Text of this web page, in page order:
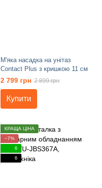
М'яка насадка на унітаз
Contact Plus з кришкою 11 см
2 799 грн 2 899 грн
Купити
КРАЩА ЦІНА
−7%
6
6